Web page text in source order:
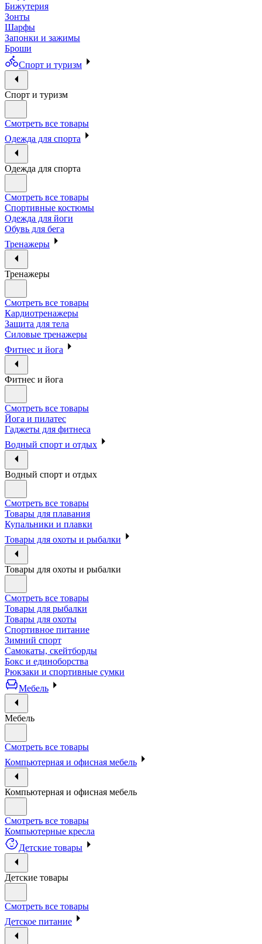
Бижутерия
Зонты
Шарфы
Запонки и зажимы
Броши
Спорт и туризм
Спорт и туризм
Смотреть все товары
Одежда для спорта
Одежда для спорта
Смотреть все товары
Спортивные костюмы
Одежда для йоги
Обувь для бега
Тренажеры
Тренажеры
Смотреть все товары
Кардиотренажеры
Защита для тела
Силовые тренажеры
Фитнес и йога
Фитнес и йога
Смотреть все товары
Йога и пилатес
Гаджеты для фитнеса
Водный спорт и отдых
Водный спорт и отдых
Смотреть все товары
Товары для плавания
Купальники и плавки
Товары для охоты и рыбалки
Товары для охоты и рыбалки
Смотреть все товары
Товары для рыбалки
Товары для охоты
Спортивное питание
Зимний спорт
Самокаты, скейтборды
Бокс и единоборства
Рюкзаки и спортивные сумки
Мебель
Мебель
Смотреть все товары
Компьютерная и офисная мебель
Компьютерная и офисная мебель
Смотреть все товары
Компьютерные кресла
Детские товары
Детские товары
Смотреть все товары
Детское питание